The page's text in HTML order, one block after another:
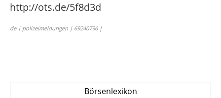
http://ots.de/5f8d3d
de | polizeimeldungen | 69240796 |
Börsenlexikon